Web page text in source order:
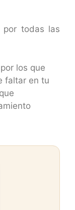
por todas las
los que
faltar en tu